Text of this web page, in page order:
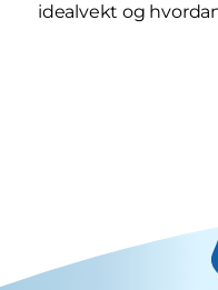
idealvekt og